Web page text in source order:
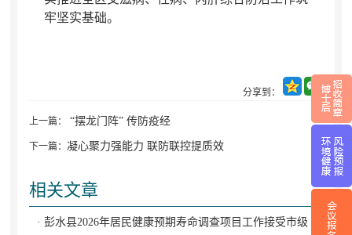
牢坚实基础。
分享到：
上一篇： “摆龙门阵” 传防疫经
下一篇： 凝心聚力强能力 联防联控提质效
相关文章
· 彭水县2026年居民健康预期寿命调查项目工作接受市级